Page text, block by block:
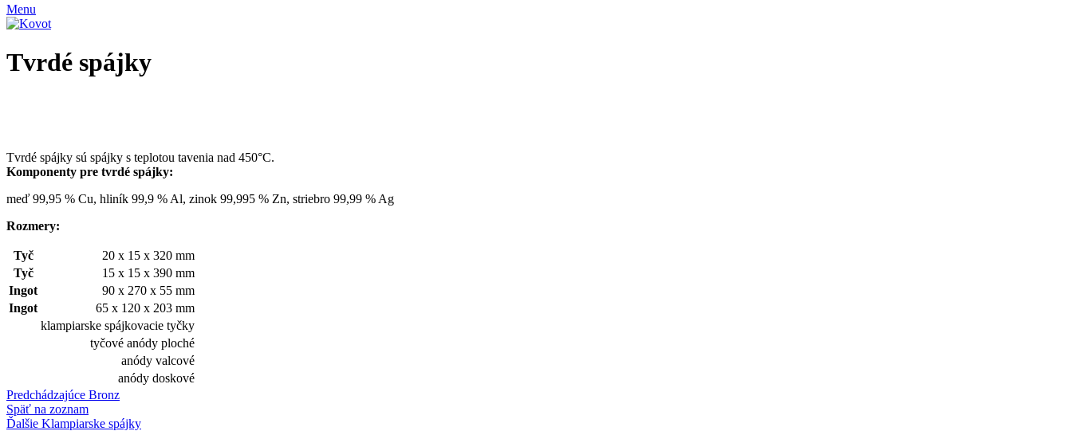
Menu
Tvrdé spájky
Tvrdé spájky sú spájky s teplotou tavenia nad 450°C.
Komponenty pre tvrdé spájky:
meď 99,95 % Cu, hliník 99,9 % Al, zinok 99,995 % Zn, striebro 99,99 % Ag
Rozmery:
Tyč
20 x 15 x 320 mm
Tyč
15 x 15 x 390 mm
Ingot
90 x 270 x 55 mm
Ingot
65 x 120 x 203 mm
klampiarske spájkovacie tyčky
tyčové anódy ploché
anódy valcové
anódy doskové
Predchádzajúce Bronz
Späť na zoznam
Ďalšie Klampiarske spájky